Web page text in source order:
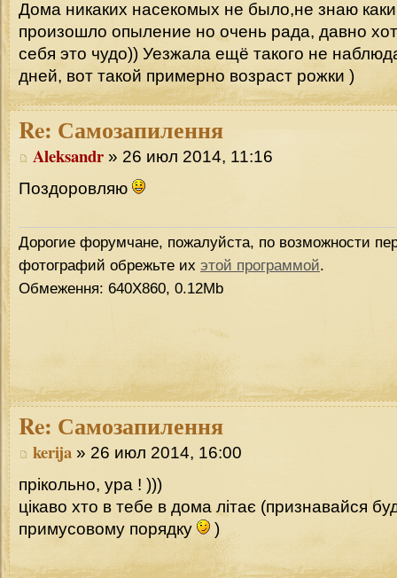
Дома никаких насекомых не было,не знаю
произошло опыление но очень рада, давно
себя это чудо)) Уезжала ещё такого не
дней, вот такой примерно возраст рожки )
Re: Самозапилення
Aleksandr » 26 июл 2014, 11:16
Поздоровляю
Дорогие форумчане, пожалуйста, по возможности
фотографий обрежьте их этой программой.
Обмеження: 640Х860, 0.12Mb
Re: Самозапилення
kerija » 26 июл 2014, 16:00
прікольно, ура ! )))
цікаво хто в тебе в дома літає (признавайся
примусовому порядку
)